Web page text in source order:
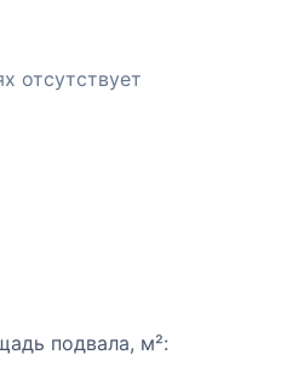
отсутствует
подвала, м²: